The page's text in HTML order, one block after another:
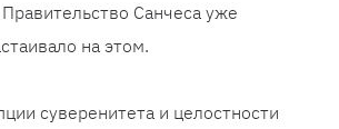
Санчеса уже
на этом.
суверенитета и целостности